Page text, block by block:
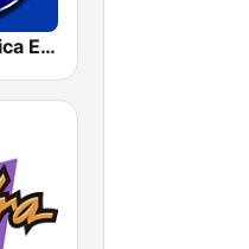
Radio América Estereo